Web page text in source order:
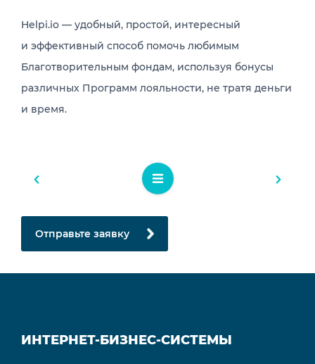
Helpi.io — удобный, простой, интересный
и эффективный способ помочь любимым
Благотворительным фондам, используя бонусы
различных Программ лояльности, не тратя деньги
и время.
Отправьте заявку
ИНТЕРНЕТ-БИЗНЕС-СИСТЕМЫ